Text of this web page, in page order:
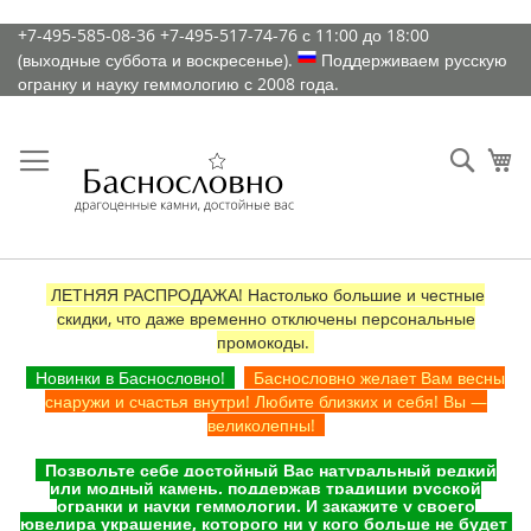
К
содержимому
+7-495-585-08-36 +7-495-517-74-76 с 11:00 до 18:00
(выходные суббота и воскресенье).
Поддерживаем русскую
огранку и науку геммологию с 2008 года.
ЛЕТНЯЯ РАСПРОДАЖА! Настолько большие и честные
скидки, что даже временно отключены персональные
промокоды.
Новинки в Баснословно!
Баснословно желает Вам весны
снаружи и счастья внутри! Любите близких и себя! Вы —
великолепны!
Позвольте себе достойный Вас натуральный редкий
или модный камень, поддержав традиции русской
огранки и науки геммологии. И закажите у своего
ювелира украшение, которого ни у кого больше не будет